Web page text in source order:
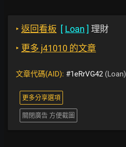
‣ 返回看板 [ Loan ] 理財
‣ 更多 j41010 的文章
文章代碼(AID): #1eRrVG42 (Loan)
更多分享選項
關閉廣告 方便截圖